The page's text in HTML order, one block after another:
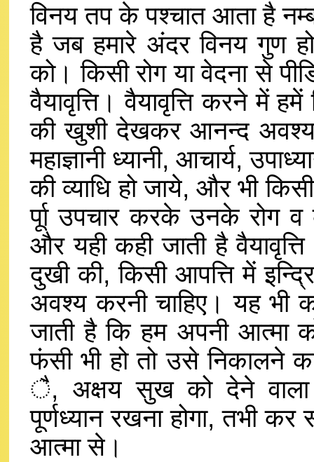
विनय तप के पश्चात आता है
है जब हमारे अंदर विनय गुण
को। किसी रोग या वेदना से
वैयावृत्ति। वैयावृत्ति करने में
की खुशी देखकर आनन्द अवश्य
महाज्ञानी ध्यानी, आचार्य,
की व्याधि हो जाये, और भी
र्पूा उपचार करके उनके रोग व
और यही कही जाती है
दुखी की, किसी आपत्ति में
अवश्य करनी चाहिए। यह भी
जाती है कि हम अपनी आत्मा
फंसी भी हो तो उसे निकालने
ै, अक्षय सुख को देने वाला
पूर्णध्यान रखना होगा, तभी
आत्मा से।